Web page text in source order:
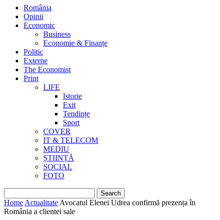
România
Opinii
Economic
Business
Economie & Finanțe
Politic
Externe
The Economist
Print
LIFE
Istorie
Exit
Tendințe
Sport
COVER
IT & TELECOM
MEDIU
ȘTIINȚĂ
SOCIAL
FOTO
Home Actualitate Avocatul Elenei Udrea confirmă prezența în
România a clientei sale